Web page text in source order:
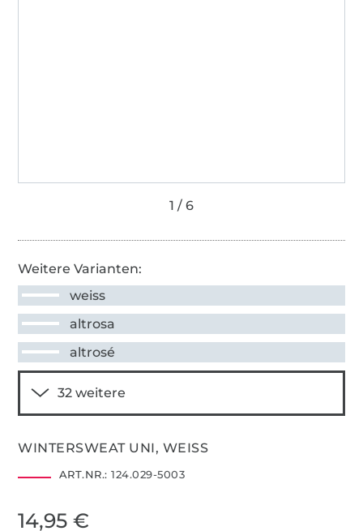
Weitere Varianten:
weiss
altrosa
altrosé
WINTERSWEAT UNI, WEISS
ART.NR.: 124.029-5003
14,95 €